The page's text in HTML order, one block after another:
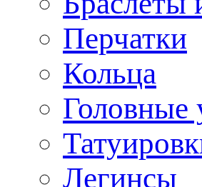
Перчатки
Кольца
Головные
Легинсы